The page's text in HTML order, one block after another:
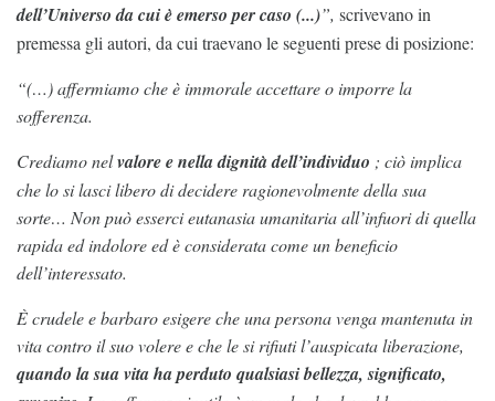
dell’Universo da cui è emerso per caso (...)”, scrivevano in
premessa gli autori, da cui traevano le seguenti prese di posizione:
“(…) affermiamo che è immorale accettare o imporre la
sofferenza.
Crediamo nelvalore e nella dignità dell’individuo ; ciò implica
che lo si lasci libero di decidere ragionevolmente della sua
sorte… Non può esserci eutanasia umanitaria all’infuori di quella
rapida ed indolore ed è considerata come un beneficio
dell’interessato.
È crudele e barbaro esigere che una persona venga mantenuta in
vita contro il suo volere e che le si rifiuti l’auspicata liberazione,
quando la sua vita ha perduto qualsiasi bellezza, significato,